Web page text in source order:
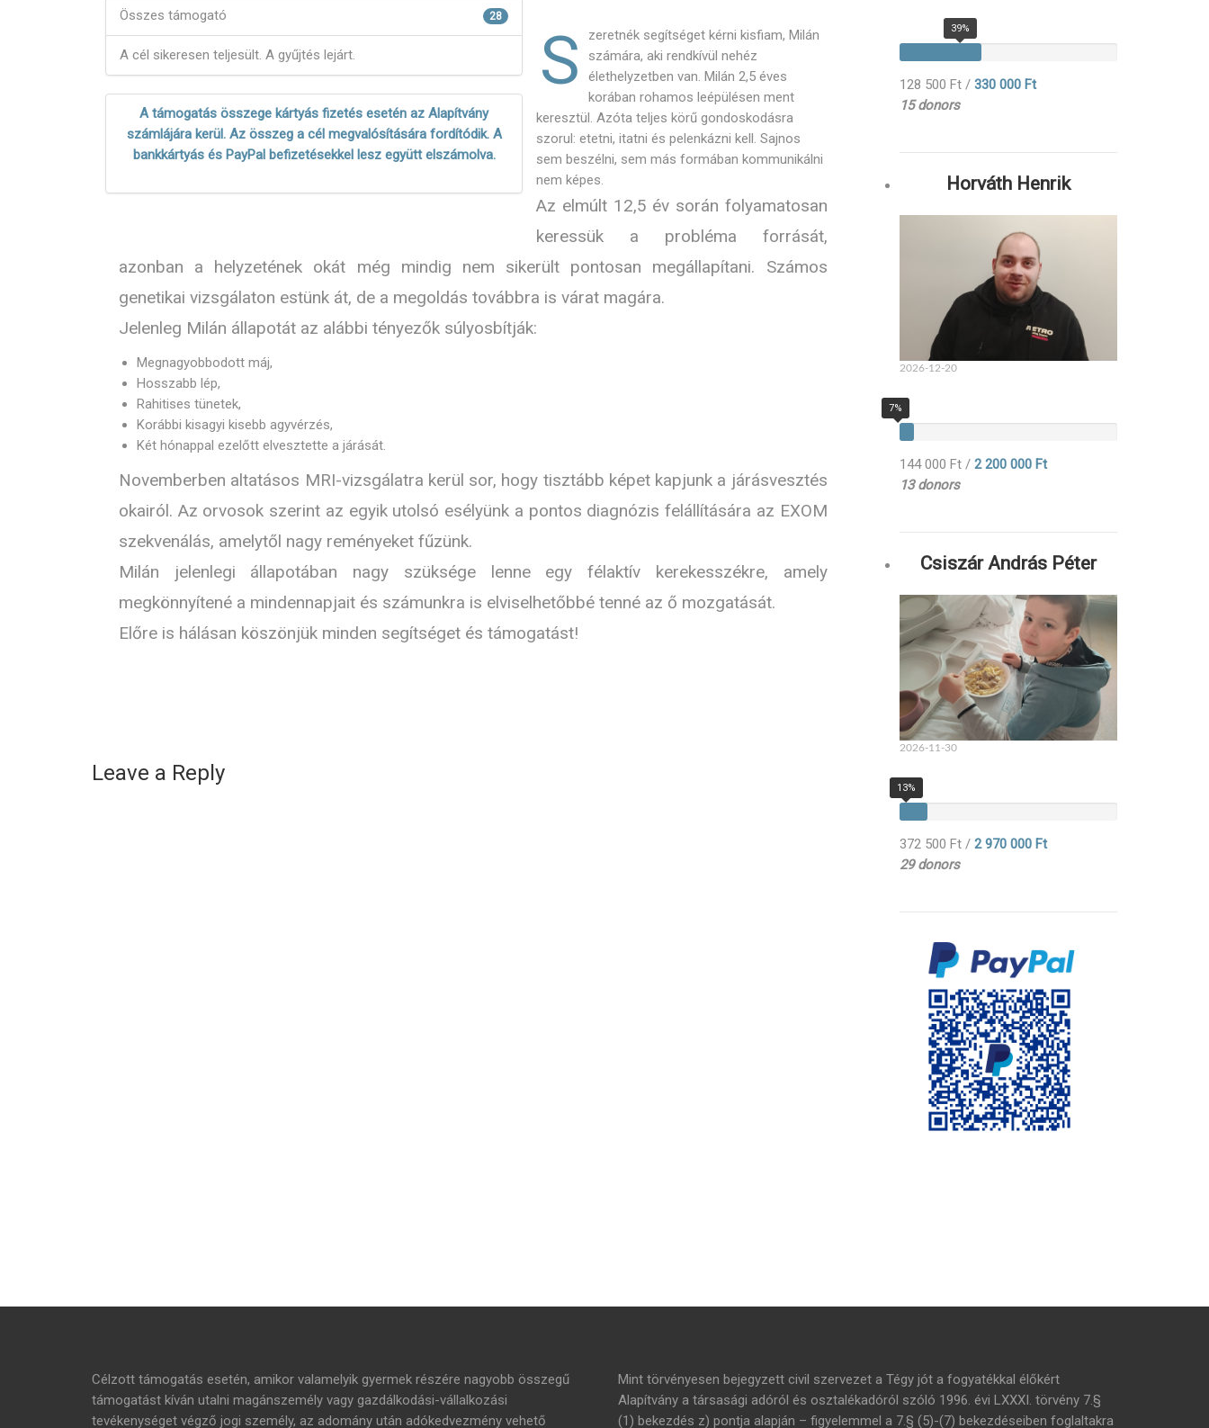
Összes támogató 28
A cél sikeresen teljesült. A gyűjtés lejárt.
A támogatás összege kártyás fizetés esetén az Alapítvány
számlájára kerül. Az összeg a cél megvalósítására fordítódik. A
bankkártyás és PayPal befizetésekkel lesz együtt elszámolva.
S
zeretnék segítséget kérni kisfiam, Milán
számára, aki rendkívül nehéz
élethelyzetben van. Milán 2,5 éves
korában rohamos leépülésen ment
keresztül. Azóta teljes körű gondoskodásra
szorul: etetni, itatni és pelenkázni kell. Sajnos
sem beszélni, sem más formában kommunikálni
nem képes.
Az elmúlt 12,5 év során folyamatosan
keressük a probléma forrását,
azonban a helyzetének okát még mindig nem sikerült pontosan megállapítani. Számos
genetikai vizsgálaton estünk át, de a megoldás továbbra is várat magára.
Jelenleg Milán állapotát az alábbi tényezők súlyosbítják:
Megnagyobbodott máj,
Hosszabb lép,
Rahitises tünetek,
Korábbi kisagyi kisebb agyvérzés,
Két hónappal ezelőtt elvesztette a járását.
Novemberben altatásos MRI-vizsgálatra kerül sor, hogy tisztább képet kapjunk a járásvesztés
okairól. Az orvosok szerint az egyik utolsó esélyünk a pontos diagnózis felállítására az EXOM
szekvenálás, amelytől nagy reményeket fűzünk.
Milán jelenlegi állapotában nagy szüksége lenne egy félaktív kerekesszékre, amely
megkönnyítené a mindennapjait és számunkra is elviselhetőbbé tenné az ő mozgatását.
Előre is hálásan köszönjük minden segítséget és támogatást!
Leave a Reply
39%
128 500 Ft/ 330 000 Ft
15 donors
Horváth Henrik
2026-12-20
7%
144 000 Ft/ 2 200 000 Ft
13 donors
Csiszár András Péter
2026-11-30
13%
372 500 Ft/ 2 970 000 Ft
29 donors
Célzott támogatás esetén, amikor valamelyik gyermek részére nagyobb összegű
támogatást kíván utalni magánszemély vagy gazdálkodási-vállalkozási
tevékenységet végző jogi személy, az adomány után adókedvezmény vehető
Mint törvényesen bejegyzett civil szervezet a Tégy jót a fogyatékkal élőkért
Alapítvány a társasági adóról és osztalékadóról szóló 1996. évi LXXXI. törvény 7.§
(1) bekezdés z) pontja alapján – figyelemmel a 7.§ (5)-(7) bekezdéseiben foglaltakra